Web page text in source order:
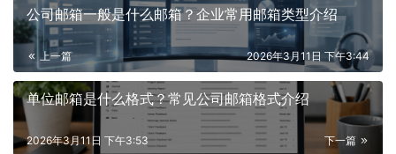
公司邮箱一般是什么邮箱？企业常用邮箱类型介绍
上一篇 2026年3月11日 下午3:44
单位邮箱是什么格式？常见公司邮箱格式介绍
下一篇
2026年3月11日 下午3:53